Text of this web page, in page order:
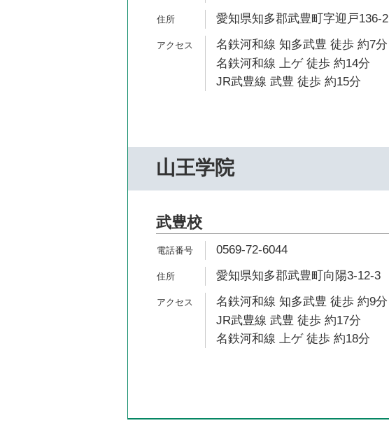
愛知県知多郡武豊町字迎戸136-2
名鉄河和線 知多武豊 徒歩 約7分
名鉄河和線 上ゲ 徒歩 約14分
JR武豊線 武豊 徒歩 約15分
山王学院
武豊校
0569-72-6044
愛知県知多郡武豊町向陽3-12-3
名鉄河和線 知多武豊 徒歩 約9分
JR武豊線 武豊 徒歩 約17分
名鉄河和線 上ゲ 徒歩 約18分